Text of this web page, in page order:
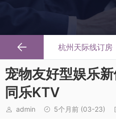
杭州天际线订房
宠物友好型娱乐
同乐KTV
admin 5个月前 (03-23)